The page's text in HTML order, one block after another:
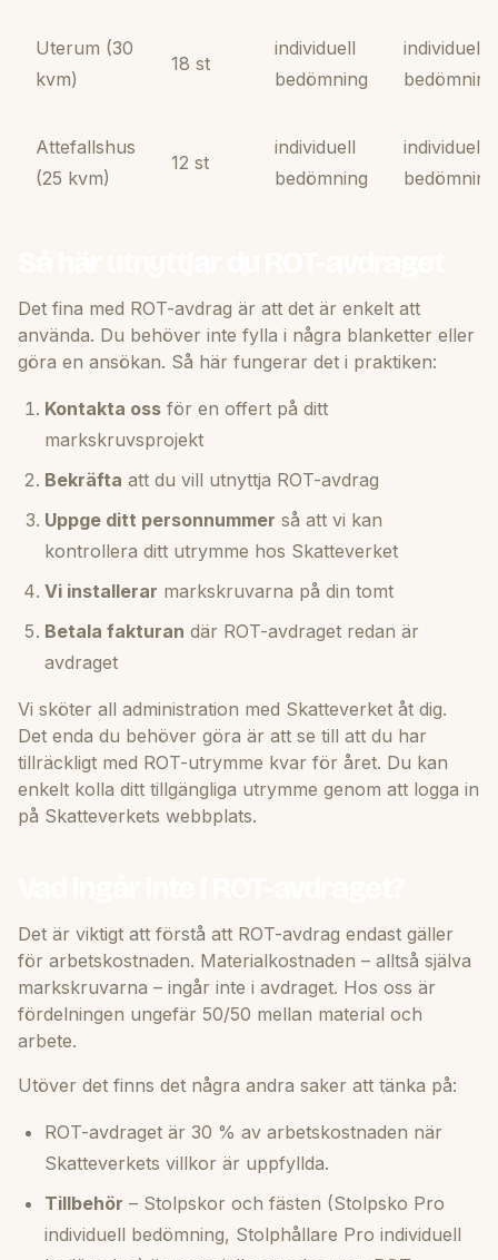
Uterum (30
kvm)
18 st
individuell
bedömning
individuell
bedömning
Attefallshus
(25 kvm)
12 st
individuell
bedömning
individuell
bedömning
Det fina med ROT-avdrag är att det är enkelt att
använda. Du behöver inte fylla i några blanketter eller
göra en ansökan. Så här fungerar det i praktiken:
Kontakta oss för en offert på ditt
markskruvsprojekt
Bekräfta att du vill utnyttja ROT-avdrag
Uppge ditt personnummer så att vi kan
kontrollera ditt utrymme hos Skatteverket
Vi installerar markskruvarna på din tomt
Betala fakturan där ROT-avdraget redan är
avdraget
Vi sköter all administration med Skatteverket åt dig.
Det enda du behöver göra är att se till att du har
tillräckligt med ROT-utrymme kvar för året. Du kan
enkelt kolla ditt tillgängliga utrymme genom att logga in
på Skatteverkets webbplats.
Det är viktigt att förstå att ROT-avdrag endast gäller
för arbetskostnaden. Materialkostnaden – alltså själva
markskruvarna – ingår inte i avdraget. Hos oss är
fördelningen ungefär 50/50 mellan material och
arbete.
Utöver det finns det några andra saker att tänka på:
ROT-avdraget är 30 % av arbetskostnaden när
Skatteverkets villkor är uppfyllda.
Tillbehör – Stolpskor och fästen (Stolpsko Pro
individuell bedömning, Stolphållare Pro individuell